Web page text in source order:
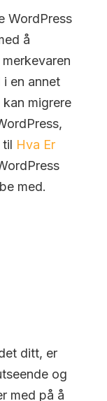
WordPress
å
en annet
migrere
Hva Er
med.
ditt, er
og
med på å